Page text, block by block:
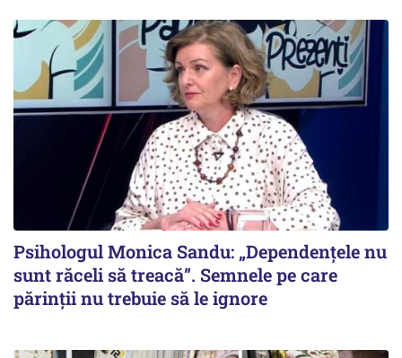
Psihologul Monica Sandu: „Dependențele nu
sunt răceli să treacă”. Semnele pe care
părinții nu trebuie să le ignore